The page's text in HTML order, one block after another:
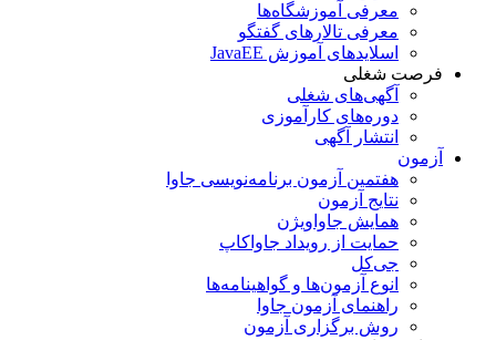
معرفی آموزشگاه‌ها
معرفی تالارهای گفتگو
اسلایدهای آموزش JavaEE
فرصت شغلی
آگهی‌های شغلی
دوره‌های کارآموزی
انتشار آگهی
آزمون
هفتمین آزمون برنامه‌نویسی جاوا
نتایج آزمون
همایش جاواویژن
حمایت از رویداد جاواکاپ
جی‌کل
انوع آزمون‌ها و گواهینامه‌ها
راهنمای آزمون جاوا
روش برگزاری آزمون